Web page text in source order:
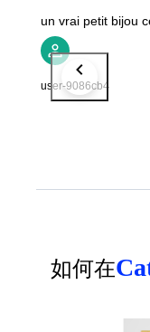
un vrai petit bijou
user-9086cb4
如何在